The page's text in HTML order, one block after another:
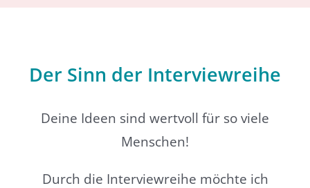
Der Sinn der Interviewreihe
Deine Ideen sind wertvoll für so viele
Menschen!
Durch die Interviewreihe möchte ich